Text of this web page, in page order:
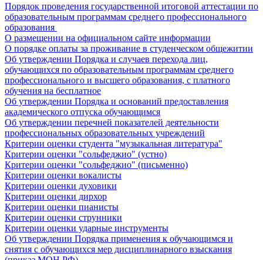
Порядок проведения государственной итоговой аттестации по
образовательным программам среднего профессионального
образования
О размещении на официальном сайте информации
О порядке оплаты за проживание в студенческом общежитии
Об утверждении Порядка и случаев перехода лиц,
обучающихся по образовательным программам среднего
профессионального и высшего образования, с платного
обучения на бесплатное
Об утверждении Порядка и оснований предоставления
академического отпуска обучающимся
Об утверждении перечней показателей деятельности
профессиональных образовательных учреждений
Критерии оценки студента "музыкальная литература"
Критерии оценки "сольфеджио" (устно)
Критерии оценки "сольфеджио" (письменно)
Критерии оценки вокалисты
Критерии оценки духовики
Критерии оценки дирхор
Критерии оценки пианисты
Критерии оценки струнники
Критерии оценки ударные инструменты
Об утверждении Порядка применения к обучающимся и
снятия с обучающихся мер дисциплинарного взыскания